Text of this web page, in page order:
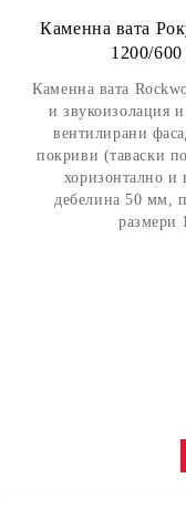
Каменна вата
1200/
Каменна вата
и звукоизолация
вентилирани
покриви (таваски
хоризонтално и
дебелина 50 мм,
размери